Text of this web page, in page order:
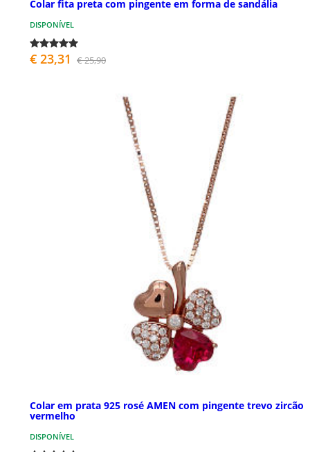
Colar fita preta com pingente em forma de sandália
DISPONÍVEL
€ 23,31 € 25,90
Colar em prata 925 rosé AMEN com pingente trevo zircão
vermelho
DISPONÍVEL